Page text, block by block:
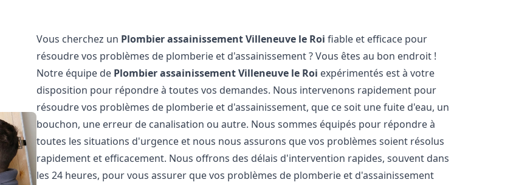
Vous cherchez un Plombier assainissementVilleneuve le Roi fiable et efficace pour
résoudre vos problèmes de plomberie et d'assainissement ? Vous êtes au bon endroit !
Notre équipe de Plombier assainissementVilleneuve le Roi expérimentés est à votre
disposition pour répondre à toutes vos demandes. Nous intervenons rapidement pour
résoudre vos problèmes de plomberie et d'assainissement, que ce soit une fuite d'eau, un
bouchon, une erreur de canalisation ou autre. Nous sommes équipés pour répondre à
toutes les situations d'urgence et nous nous assurons que vos problèmes soient résolus
rapidement et efficacement. Nous offrons des délais d'intervention rapides, souvent dans
les 24 heures, pour vous assurer que vos problèmes de plomberie et d'assainissement